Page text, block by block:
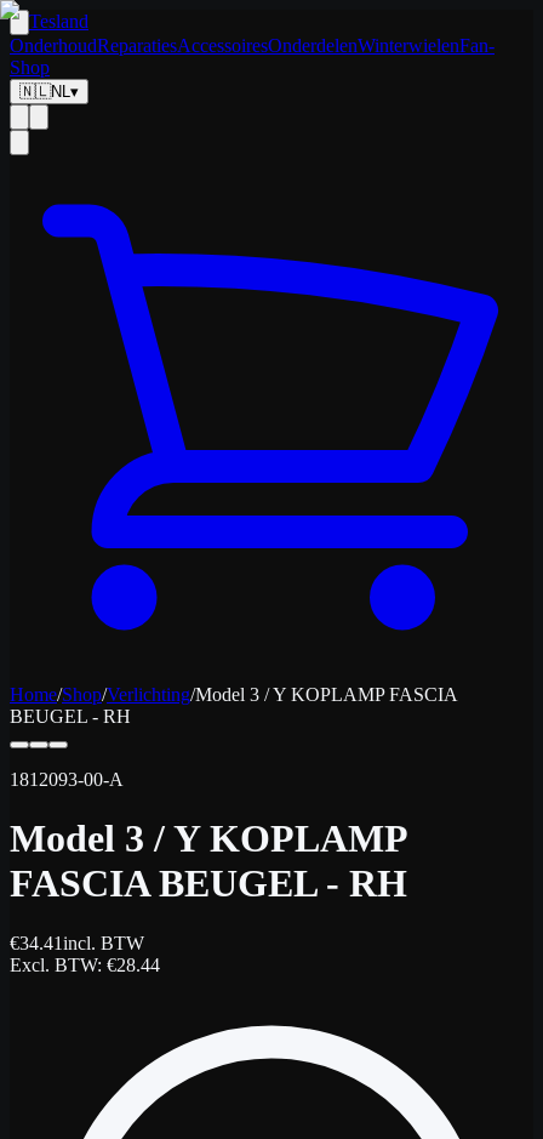
Tesland
OnderhoudReparatiesAccessoiresOnderdelenWinterwielenFan-
Shop
🇳🇱NL▾
Home/Shop/Verlichting/Model 3 / Y KOPLAMP FASCIA
BEUGEL - RH
1812093-00-A
Model 3 / Y KOPLAMP
FASCIA BEUGEL - RH
€34.41incl. BTW
Excl. BTW: €28.44